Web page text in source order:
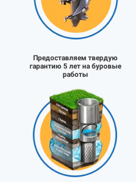
Предоставляем твердую
гарантию 5 лет на буровые
работы